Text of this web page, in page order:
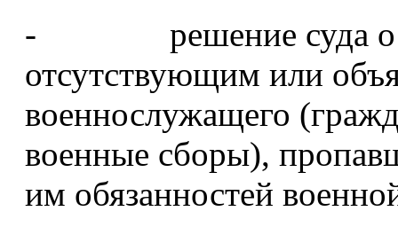
- решение суда о
отсутствующим или
военнослужащего
военные сборы),
им обязанностей